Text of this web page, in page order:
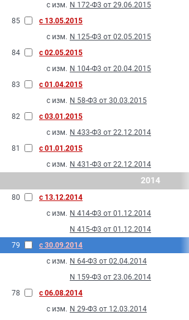
с изм. N 172-Ф3 от 29.06.2015
85
с 13.05.2015
с изм. N 125-Ф3 от 02.05.2015
84
с 02.05.2015
с изм. N 104-Ф3 от 20.04.2015
83
с 01.04.2015
с изм. N 58-Ф3 от 30.03.2015
82
с 03.01.2015
с изм. N 433-Ф3 от 22.12.2014
81
с 01.01.2015
с изм. N 431-Ф3 от 22.12.2014
2014
80
с 13.12.2014
с изм. N 414-Ф3 от 01.12.2014
N 415-Ф3 от 01.12.2014
79
с 30.09.2014
с изм. N 64-Ф3 от 02.04.2014
N 159-Ф3 от 23.06.2014
78
с 06.08.2014
с изм. N 29-Ф3 от 12.03.2014